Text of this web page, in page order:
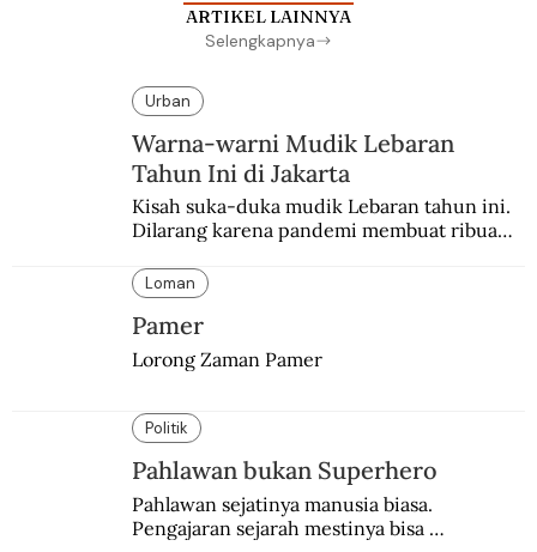
ARTIKEL LAINNYA
Selengkapnya
Urban
Warna-warni Mudik Lebaran
Tahun Ini di Jakarta
Kisah suka-duka mudik Lebaran tahun ini.
Dilarang karena pandemi membuat ribuan
kampung lebih awal.
Loman
Pamer
Lorong Zaman Pamer
Politik
Pahlawan bukan Superhero
Pahlawan sejatinya manusia biasa.
Pengajaran sejarah mestinya bisa